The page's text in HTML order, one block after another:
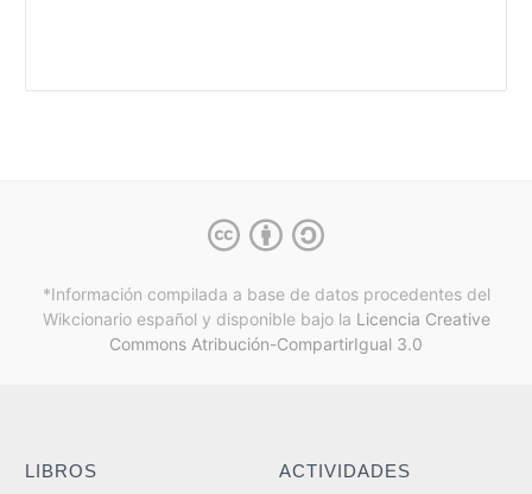
*Información compilada a base de datos procedentes del
Wikcionario español y disponible bajo la Licencia Creative
Commons Atribución-CompartirIgual 3.0
LIBROS ACTIVIDADES